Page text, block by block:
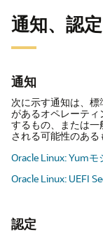
通知、認
通知
次に示す通知は、
があるオペレーテ
するもの、または
される可能性のある
Oracle Linux: Yum
Oracle Linux: UEFI
認定